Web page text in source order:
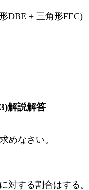
DBE + 三角形FEC)
解説解答
めなさい。
対する割合はする。